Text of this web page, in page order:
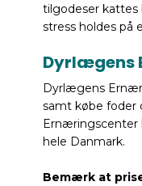
tilgodeser kattes
stress holdes på
Dyrlægens
Dyrlægens
samt købe foder
Ernæringscenter
hele Danmark.
Bemærk at